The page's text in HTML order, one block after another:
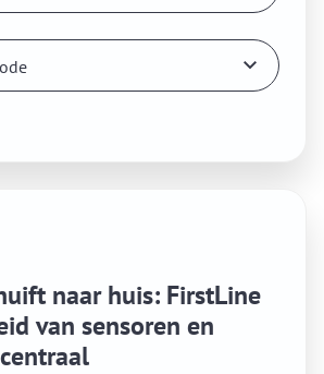
naar huis: FirstLine
van sensoren en